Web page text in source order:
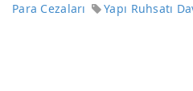
Para Cezaları
Yapı Ruhsatı